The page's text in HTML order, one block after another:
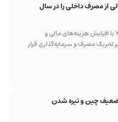
مصرف داخلی را در سال
چین در سال ۲۰۲۵ با افزایش هزینه‌های مالی و
مصرف و سرمایه‌گذاری قرار
چین و تیره شدن